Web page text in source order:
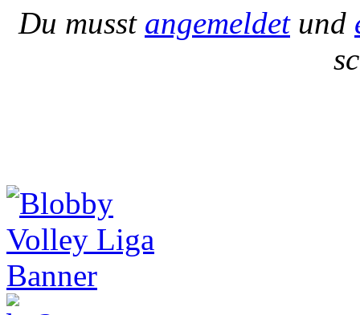
Du musst angemeldetund